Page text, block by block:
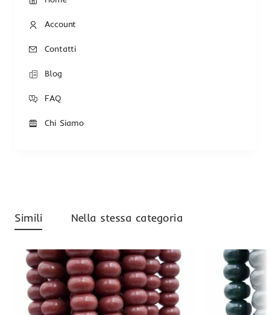
Account
Contatti
Blog
FAQ
Chi Siamo
Simili Nella stessa categoria